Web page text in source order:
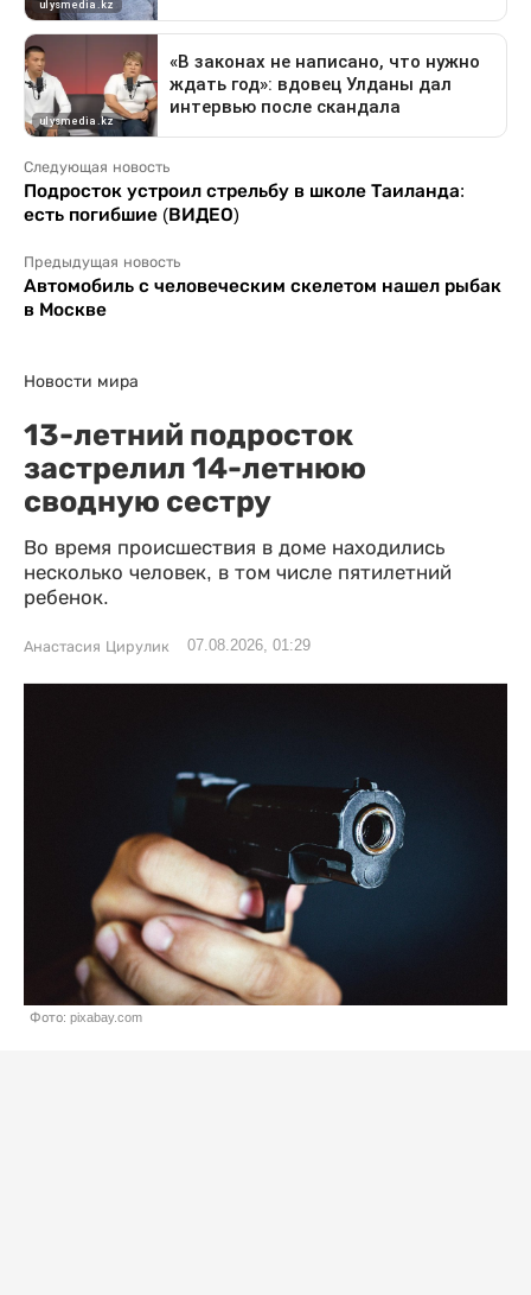
Следующая новость
Подросток устроил стрельбу в школе Таиланда:
есть погибшие (ВИДЕО)
Предыдущая новость
Автомобиль с человеческим скелетом нашел рыбак
в Москве
Новости мира
13-летний подросток
застрелил 14-летнюю
сводную сестру
Во время происшествия в доме находились
несколько человек, в том числе пятилетний
ребенок.
Анастасия Цирулик 07.08.2026, 01:29
Фото: pixabay.com